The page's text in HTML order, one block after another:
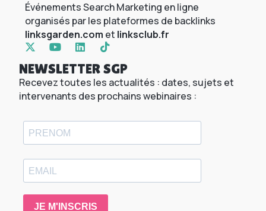
Événements Search Marketing en ligne
organisés par les plateformes de backlinks
linksgarden.com et linksclub.fr
NEWSLETTER SGP
Recevez toutes les actualités : dates, sujets et
intervenants des prochains webinaires :
JE M'INSCRIS